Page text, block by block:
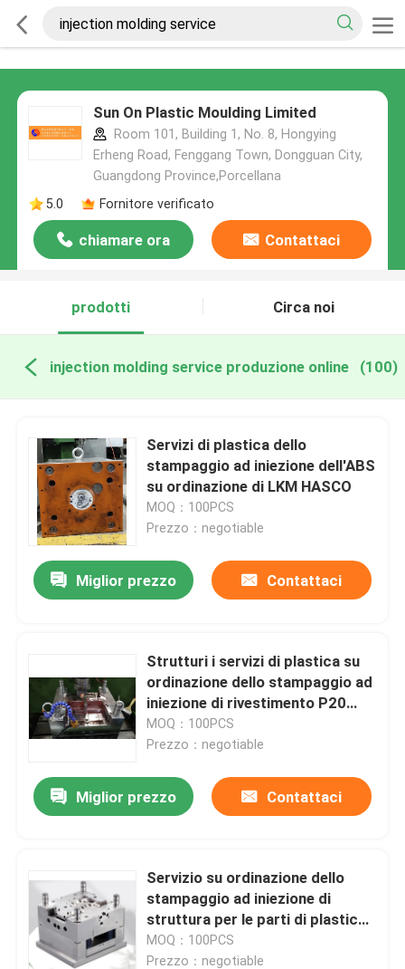
Sun On Plastic Moulding Limited
Room 101, Building 1, No. 8, Hongying
Erheng Road, Fenggang Town, Dongguan City,
Guangdong Province,Porcellana
5.0
Fornitore verificato
chiamare ora Contattaci
prodotti Circa noi
injection molding service produzione online (100)
Servizi di plastica dello
stampaggio ad iniezione dell'ABS
su ordinazione di LKM HASCO
MOQ：100PCS
Prezzo：negotiable
Miglior prezzo Contattaci
Strutturi i servizi di plastica su
ordinazione dello stampaggio ad
iniezione di rivestimento P20
718
MOQ：100PCS
Prezzo：negotiable
Miglior prezzo Contattaci
Servizio su ordinazione dello
stampaggio ad iniezione di
struttura per le parti di plastica
dell'ABS
MOQ：100PCS
Prezzo：negotiable